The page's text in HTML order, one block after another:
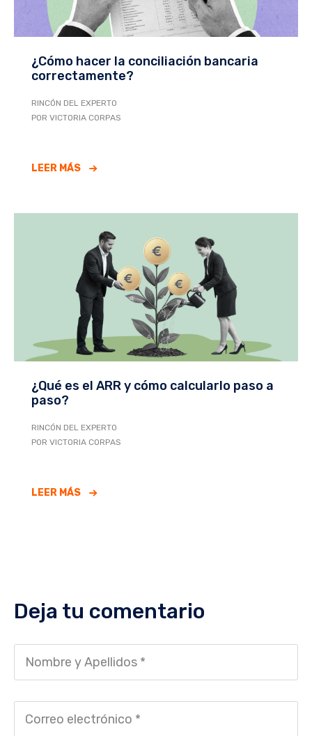
¿Cómo hacer la conciliación bancaria
correctamente?
RINCÓN DEL EXPERTO
POR VICTORIA CORPAS
LEER MÁS
¿Qué es el ARR y cómo calcularlo paso a
paso?
RINCÓN DEL EXPERTO
POR VICTORIA CORPAS
LEER MÁS
Deja tu comentario